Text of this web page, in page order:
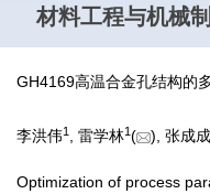
材料工程与机械
GH4169高温合金孔结构的
李洪伟1 , 雷学林1( ), 张成成
Optimization of process